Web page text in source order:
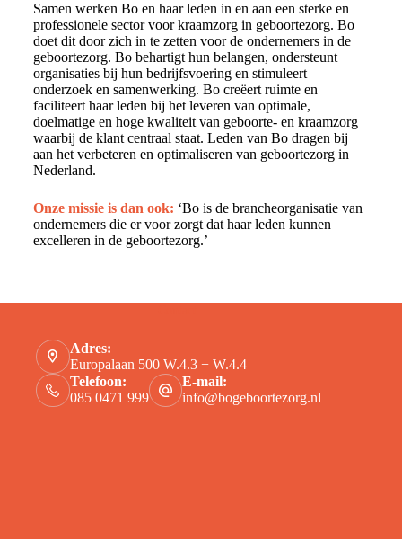
Samen werken Bo en haar leden in en aan een sterke en
professionele sector voor kraamzorg in geboortezorg. Bo
doet dit door zich in te zetten voor de ondernemers in de
geboortezorg. Bo behartigt hun belangen, ondersteunt
organisaties bij hun bedrijfsvoering en stimuleert
onderzoek en samenwerking. Bo creëert ruimte en
faciliteert haar leden bij het leveren van optimale,
doelmatige en hoge kwaliteit van geboorte- en kraamzorg
waarbij de klant centraal staat. Leden van Bo dragen bij
aan het verbeteren en optimaliseren van geboortezorg in
Nederland.
Onze missie is dan ook: ‘Bo is de brancheorganisatie van
ondernemers die er voor zorgt dat haar leden kunnen
excelleren in de geboortezorg.’
Adres:
Europalaan 500 W.4.3 + W.4.4
Telefoon:
085 0471 999
E-mail:
info@bogeboortezorg.nl